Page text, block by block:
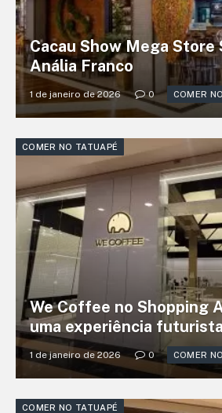
Cacau Show Mega Store
Anália Franco
1 de janeiro de 2026 0 COMER
COMER NO TATUAPÉ
We Coffee no Shopping
uma experiência
1 de janeiro de 2026 0 COMER
COMER NO TATUAPÉ